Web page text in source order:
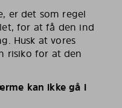
er det som regel
for at få den ind
Husk at vores
risiko for at den
kan ikke gå i